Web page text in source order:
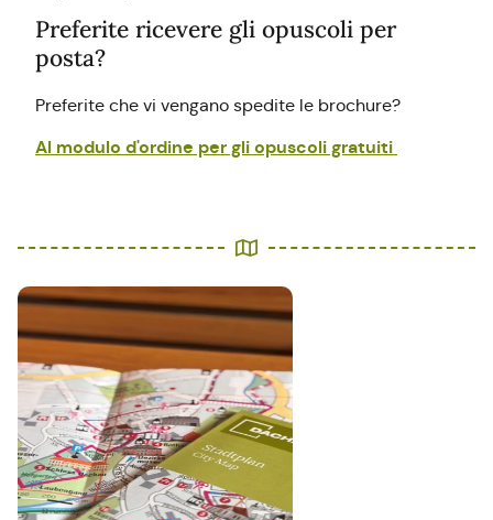
Preferite ricevere gli opuscoli per
posta?
Preferite che vi vengano spedite le brochure?
Al modulo d'ordine per gli opuscoli gratuiti